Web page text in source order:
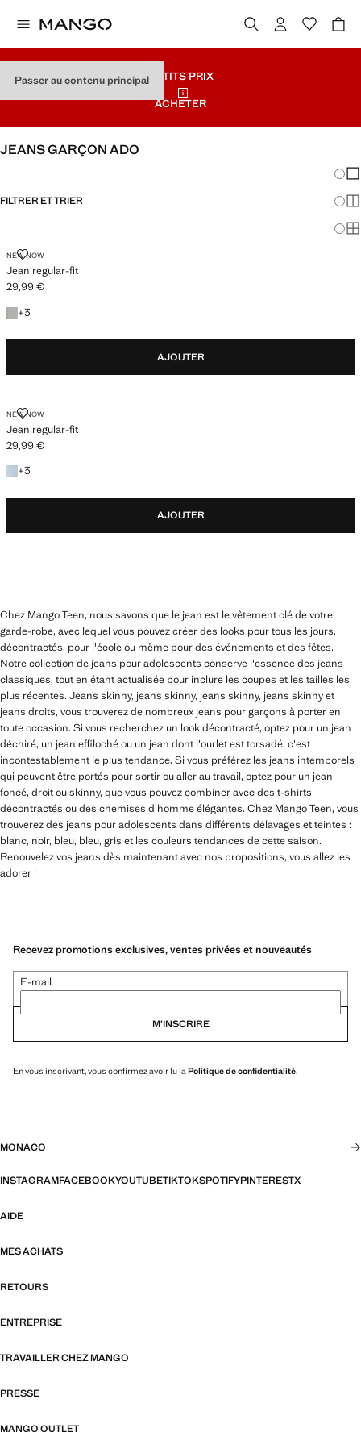
Passer au contenu principalPETITS PRIX
ACHETER
JEANS GARÇON ADO
FILTRER ET TRIER
NEW NOW
Jean regular-fit
JEAN REGULAR-FIT
Prix actuel [29,99 € ]
29,99 €
+3
+3 couleurs
AJOUTER
NEW NOW
Jean regular-fit
JEAN REGULAR-FIT
Prix actuel [29,99 € ]
29,99 €
+3
+3 couleurs
AJOUTER
Chez Mango Teen, nous savons que le jean est le vêtement clé de votre
garde-robe, avec lequel vous pouvez créer des looks pour tous les jours,
décontractés, pour l'école ou même pour des événements et des fêtes.
Notre collection de jeans pour adolescents conserve l'essence des jeans
classiques, tout en étant actualisée pour inclure les coupes et les tailles les
plus récentes. Jeans skinny, jeans skinny, jeans skinny, jeans skinny et
jeans droits, vous trouverez de nombreux jeans pour garçons à porter en
toute occasion. Si vous recherchez un look décontracté, optez pour un jean
déchiré, un jean effiloché ou un jean dont l'ourlet est torsadé, c'est
incontestablement le plus tendance. Si vous préférez les jeans intemporels
qui peuvent être portés pour sortir ou aller au travail, optez pour un jean
foncé, droit ou skinny, que vous pouvez combiner avec des t-shirts
décontractés ou des chemises d'homme élégantes. Chez Mango Teen, vous
trouverez des jeans pour adolescents dans différents délavages et teintes :
blanc, noir, bleu, bleu, gris et les couleurs tendances de cette saison.
Renouvelez vos jeans dès maintenant avec nos propositions, vous allez les
adorer !
Recevez promotions exclusives, ventes privées et nouveautés
E-mail
M’INSCRIRE
En vous inscrivant, vous confirmez avoir lu la Politique de confidentialité.
MONACO
INSTAGRAMFACEBOOKYOUTUBETIKTOKSPOTIFYPINTERESTX
AIDE
MES ACHATS
RETOURS
ENTREPRISE
TRAVAILLER CHEZ MANGO
PRESSE
MANGO OUTLET